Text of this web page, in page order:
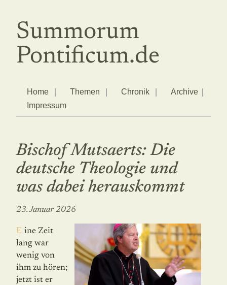
Summorum
Pontificum.de
Home Themen Chronik
Archive
Impressum
Bischof Mutsaerts: Die
deutsche Theologie und
was dabei herauskommt
23. Januar 2026
Eine Zeit
lang war
wenig von
ihm zu hören;
jetzt ist er